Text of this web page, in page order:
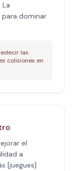
dominar
las
colisiones en
el
a
[juegues]